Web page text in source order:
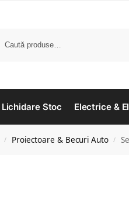
Lichidare Stoc Electrice &
/ Proiectoare & Becuri Auto /